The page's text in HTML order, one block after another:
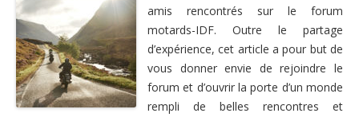
amis rencontrés sur le forum
motards-IDF. Outre le partage
d’expérience, cet article a pour but de
vous donner envie de rejoindre le
forum et d’ouvrir la porte d’un monde
rempli de belles rencontres et